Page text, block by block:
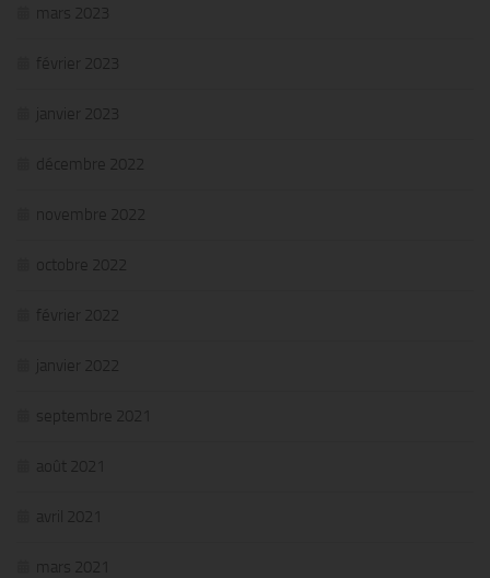
mars 2023
février 2023
janvier 2023
décembre 2022
novembre 2022
octobre 2022
février 2022
janvier 2022
septembre 2021
août 2021
avril 2021
mars 2021